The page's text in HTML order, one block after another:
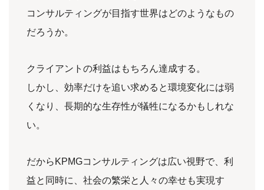
コンサルティングが目指す世界はどのようなもの
だろうか。
クライアントの利益はもちろん達成する。
しかし、効率だけを追い求めると環境変化には弱
くなり、長期的な生存性が犠牲になるかもしれな
い。
だからKPMGコンサルティングは広い視野で、利
益と同時に、社会の繁栄と人々の幸せも実現す